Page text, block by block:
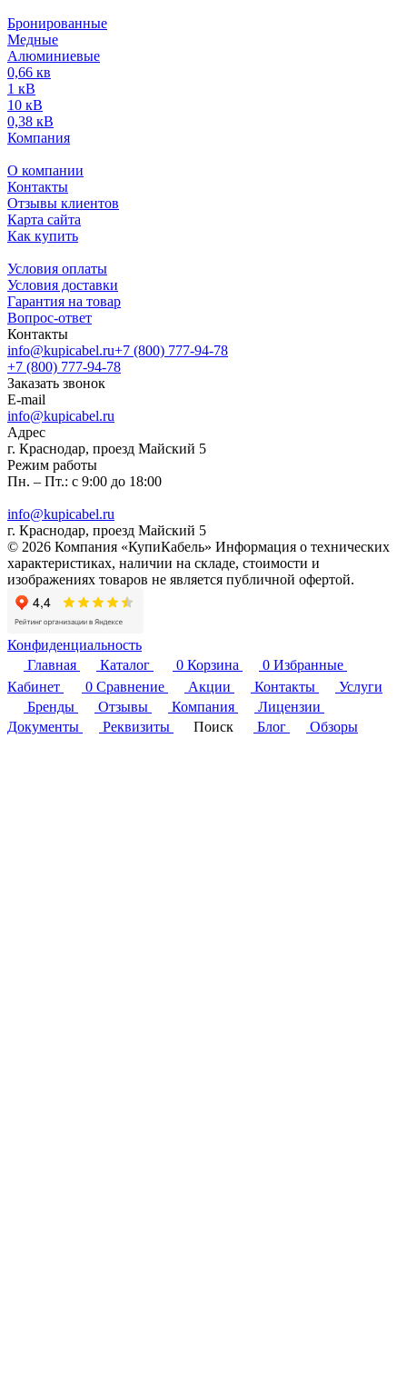
Бронированные
Медные
Алюминиевые
0,66 кв
1 кВ
10 кВ
0,38 кВ
Компания
О компании
Контакты
Отзывы клиентов
Карта сайта
Как купить
Условия оплаты
Условия доставки
Гарантия на товар
Вопрос-ответ
Контакты
info@kupicabel.ru+7 (800) 777-94-78
+7 (800) 777-94-78
Заказать звонок
E-mail
info@kupicabel.ru
Адрес
г. Краснодар, проезд Майский 5
Режим работы
Пн. – Пт.: с 9:00 до 18:00
info@kupicabel.ru
г. Краснодар, проезд Майский 5
© 2026 Компания «КупиКабель» Информация о технических
характеристиках, наличии на складе, стоимости и
изображениях товаров не является публичной офертой.
Конфиденциальность
Главная
Каталог 0 Корзина 0 Избранные
Кабинет
0 Сравнение Акции Контакты
Услуги
Бренды
Отзывы Компания
Лицензии
Документы
Реквизиты Поиск Блог Обзоры